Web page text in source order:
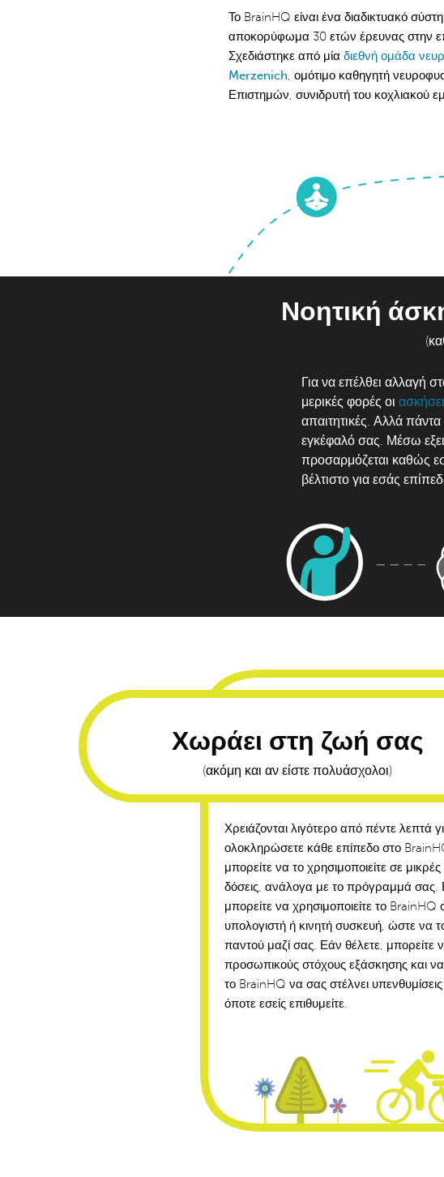
Το BrainHQ είναι ένα διαδικτυακό
αποκορύφωμα 30 ετών έρευνας στην
Σχεδιάστηκε από μία διεθνή ομάδα
Merzenich , ομότιμο καθηγητή
Επιστημών, συνιδρυτή του κοχλιακού
Νοητική
Για να επέλθει αλλαγή
μερικές φορές οι
απαιτητικές. Αλλά
εγκέφαλό σας. Μέσω
προσαρμόζεται καθώς
βέλτιστο για εσάς
Χωράει στη ζωή σας
(ακόμη και αν είστε πολυάσχολοι)
Χρειάζονται λιγότερο από πέντε λεπτά
ολοκληρώσετε κάθε επίπεδο στο
μπορείτε να το χρησιμοποιείτε σε
δόσεις, ανάλογα με το πρόγραμμά σας.
μπορείτε να χρησιμοποιείτε το
υπολογιστή ή κινητή συσκευή, ώστε να
παντού μαζί σας. Εάν θέλετε, μπορείτε
προσωπικούς στόχους εξάσκησης και
το BrainHQ να σας στέλνει
όποτε εσείς επιθυμείτε.